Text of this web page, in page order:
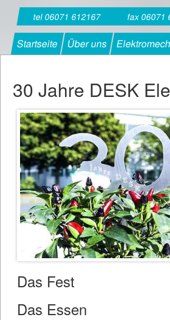
tel 06071 612167 fax 06071
Startseite Über uns
30 Jahre DESK
Das Fest
Das Essen